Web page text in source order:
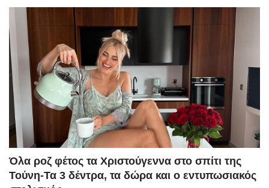
Όλα ροζ φέτος τα Χριστούγεννα στο σπίτι της
Τούνη-Τα 3 δέντρα, τα δώρα και ο εντυπωσιακός